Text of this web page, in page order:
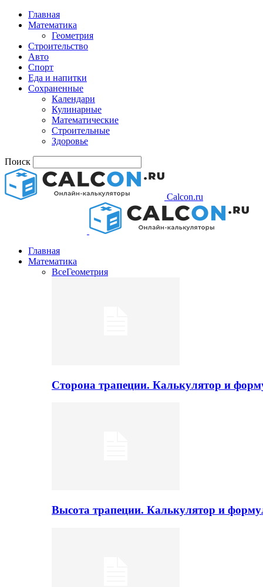
Главная
Математика
Геометрия
Строительство
Авто
Спорт
Еда и напитки
Сохраненные
Календари
Кулинарные
Математические
Строительные
Здоровье
Поиск
Calcon.ru
Главная
Математика
ВсеГеометрия
Сторона трапеции. Калькулятор и
Высота трапеции. Калькулятор и